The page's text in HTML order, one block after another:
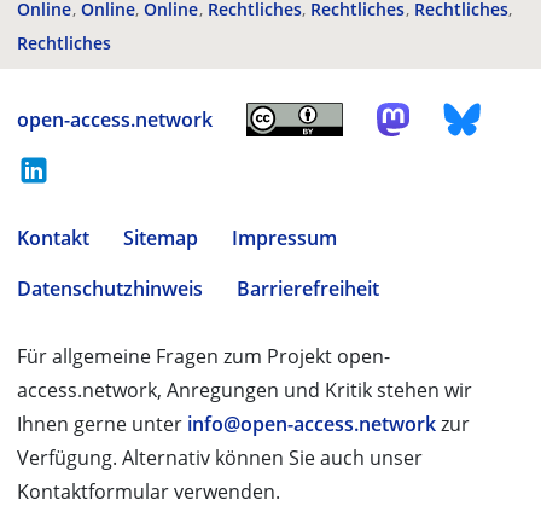
Online Online Online Rechtliches Rechtliches Rechtliches
Rechtliches
open-access.network
Kontakt Sitemap
Impressum
Datenschutzhinweis
Barrierefreiheit
Für allgemeine Fragen zum Projekt open-
access.network, Anregungen und Kritik stehen wir
Ihnen gerne unter info@open-access.networkzur
Verfügung. Alternativ können Sie auch unser
Kontaktformular verwenden.